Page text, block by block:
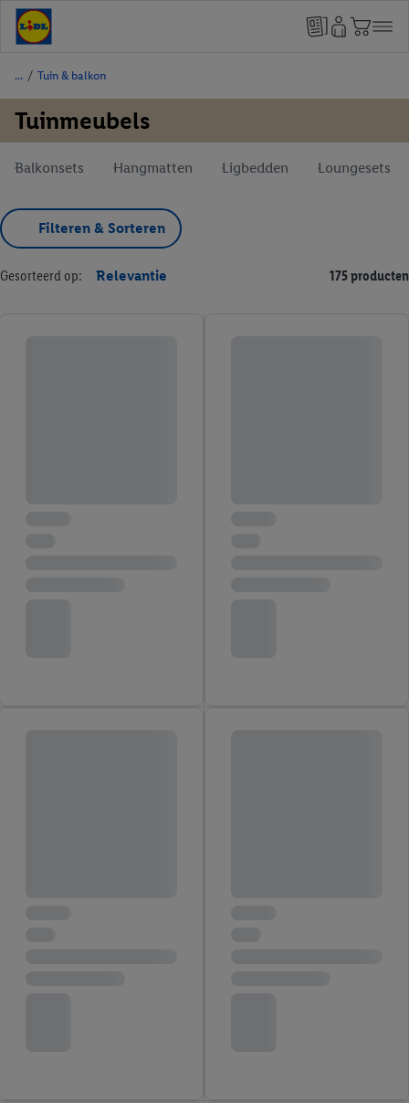
/ Tuin & balkon
Tuinmeubels
Balkonsets Hangmatten Ligbedden Loungesets
Filteren & Sorteren
Gesorteerd op: Relevantie 175 producten